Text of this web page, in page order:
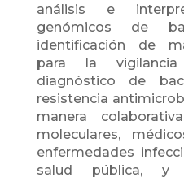
análisis e
genómicos de
identificación de
para la
diagnóstico de
resistencia
manera
moleculares,
enfermedades
salud pública,